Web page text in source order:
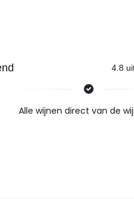
Nieuws & inspiratie in Vineé
Alle wijnen direct van de